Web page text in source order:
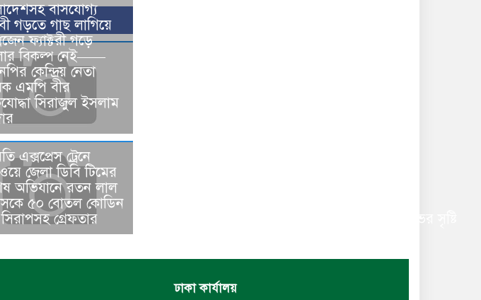
বাসযোগ্য
গড়তে গাছ লাগিয়ে
ফ্যাক্টরী গড়ে
বিকল্প নেই——
কেন্দ্রিয় নেতা
এমপি বীর
সিরাজুল ইসলাম
করায় বিএনপি ও অঙ্গসহযোগি সংগঠন এবং আওয়ামীলগের মধ্যে ব্যাপক ক্ষোভের সৃষ্টি
এক্সপ্রেস ট্রেনে
জেলা ডিবি টিমের
অভিযানে রতন লাল
৫০ বোতল কোডিন
গ্রেফতার
ঢাকা কার্যালয়